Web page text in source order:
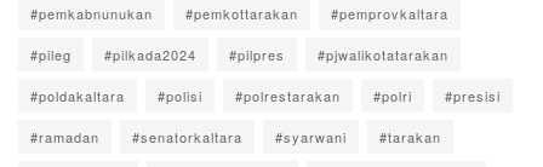
#pemkabnunukan #pemkottarakan #pemprovkaltara
#pileg #pilkada2024 #pilpres #pjwalikotatarakan
#poldakaltara #polisi #polrestarakan #polri #presisi
#ramadan #senatorkaltara #syarwani #tarakan